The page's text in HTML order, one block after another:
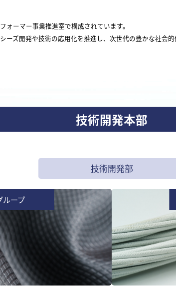
ーマー事業推進室で構成されています。
ズ開発や技術の応用化を推進し、次世代の豊かな社会的
技術開発本部
技術開発部
ループ